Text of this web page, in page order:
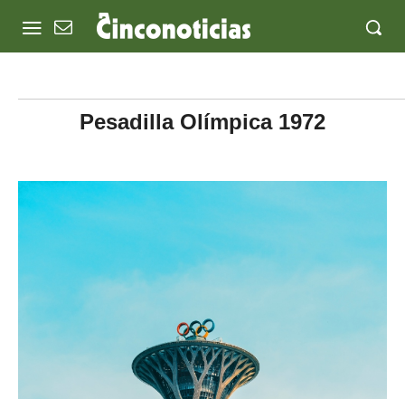
Pesadilla Olímpica 1972